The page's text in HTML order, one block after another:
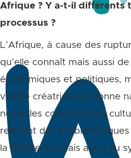
Afrique ? Y a-t-il différents
processus ?
L’Afrique, à cause des
qu’elle connaît mais aussi
économiques et politiques,
vitalité créatrice qui donne
nouvelles combinaisons
relèvent des
la différence mais aussi du